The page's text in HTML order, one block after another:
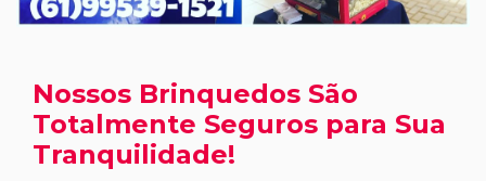
Nossos Brinquedos São
Totalmente Seguros para Sua
Tranquilidade!